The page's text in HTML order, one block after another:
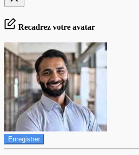
Recadrez votre avatar
Enregistrer